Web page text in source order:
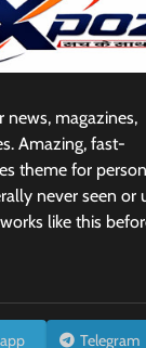
news, magazines,
Amazing, fast-
theme for
never seen or
like this
Telegram